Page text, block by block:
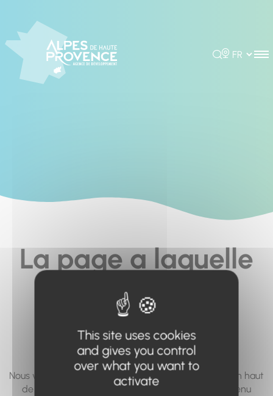
Rechercher
Choisir la
La page a laquelle
vous cherchez à
accéder n'existe
pas... ou plus.
Nous vous invitons à utiliser le moteur de recherche en haut
de page, ou à utiliser le menu pour trouver le contenu
This site uses cookies
and gives you control
over what you want to
activate